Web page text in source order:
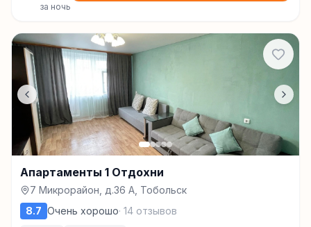
за ночь
Апартаменты 1 Отдохни
7 Микрорайон, д.36 А, Тобольск
8.7 Очень хорошо· 14 отзывов